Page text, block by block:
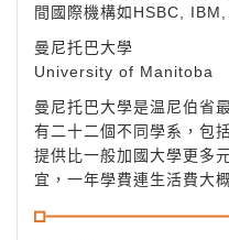
間國際機構如HSBC,
曼尼托巴大學
University of Manitoba
曼尼托巴大學是温尼伯省
有二十二個不同學系，包
提供比一般加國大學更多
宜，一年學費連生活費大